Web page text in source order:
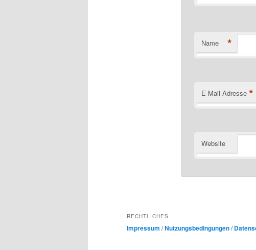
Name *
E-Mail-Adresse *
Website
RECHTLICHES
Impressum /Nutzungsbedingungen/